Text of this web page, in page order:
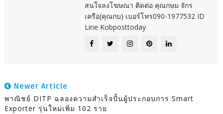
สนใจลงโฆษณา ติดต่อ คุณกษม จักร
เครือ(คุณกบ) เบอร์โทร090-1977532 ID
Line Kobposttoday
Newer Article
พาณิชย์ DITP ฉลองความสำเร็จปั้นผู้ประกอบการ Smart
Exporter รุ่นใหม่เพิ่ม 102 ราย